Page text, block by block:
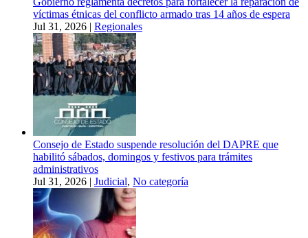
víctimas étnicas del conflicto armado tras 14 años de espera
Jul 31, 2026 | Regionales
Consejo de Estado suspende resolución del DAPRE que
habilitó sábados, domingos y festivos para trámites
administrativos
Jul 31, 2026 | Judicial, No categoría